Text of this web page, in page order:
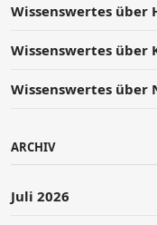
Wissenswertes über
Wissenswertes über
Wissenswertes über
ARCHIV
Juli 2026